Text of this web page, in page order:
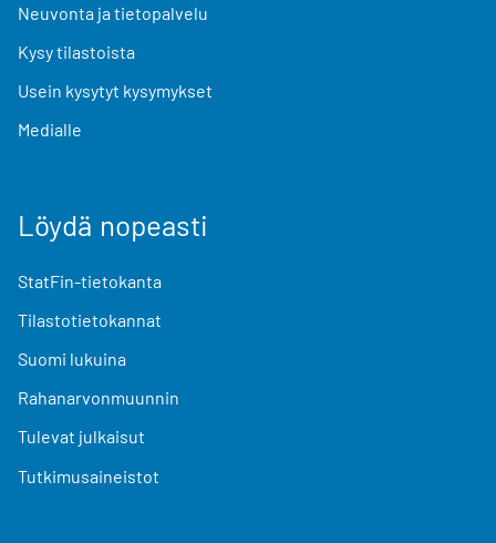
Neuvonta ja tietopalvelu
Kysy tilastoista
Usein kysytyt kysymykset
Medialle
Löydä nopeasti
StatFin-tietokanta
Tilastotietokannat
Suomi lukuina
Rahanarvonmuunnin
Tulevat julkaisut
Tutkimusaineistot